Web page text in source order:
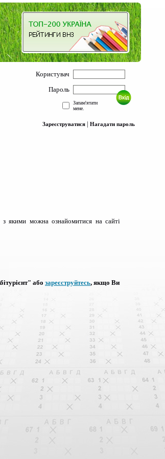
Користувач
Пароль
Запам'ятати
мене.
Зареєструватися| Нагадати пароль
з якими можна ознайомитися на сайті
абозареєструйтесь, якщо Ви